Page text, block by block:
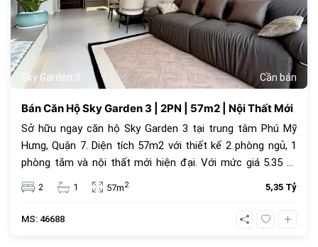
Sky Garden 3 Cần bán
Bán Căn Hộ Sky Garden 3 | 2PN | 57m2 | Nội Thất Mới
Sở hữu ngay căn hộ Sky Garden 3 tại trung tâm Phú Mỹ
Hưng, Quận 7. Diện tích 57m2 với thiết kế 2 phòng ngủ, 1
phòng tắm và nội thất mới hiện đại. Với mức giá 5.35 tỷ
đồng, đây là lựa chọn an cư lý tưởng hoặc đầu tư cho
thuê sinh lời cao trong cộng đồng văn minh.
2 1 57m2 5,35 Tỷ
MS: 46688